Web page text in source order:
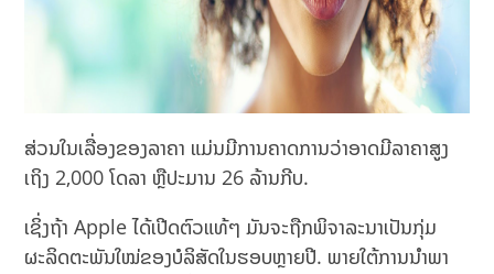
ສ່ວນໃນເລື່ອງຂອງລາຄາ ແມ່ນມີການຄາດການວ່າອາດມີລາຄາສູງ
ເຖິງ 2,000 ໂດລາ ຫຼືປະມານ 26 ລ້ານກີບ.
ເຊິ່ງຖ້າ Apple ໄດ້ເປີດຕົວແທ້ໆ ມັນຈະຖືກພິຈາລະນາເປັນກຸ່ມ
ຜະລິດຕະພັນໃໝ່ຂອງບໍລິສັດໃນຮອບຫຼາຍປີ. ພາຍໃຕ້ການນໍາພາ